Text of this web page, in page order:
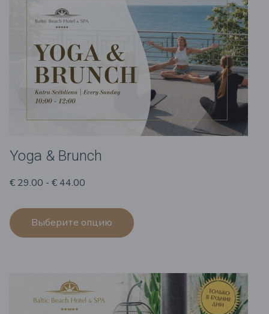
Yoga & Brunch
€ 29.00 - € 44.00
Выберите опцию